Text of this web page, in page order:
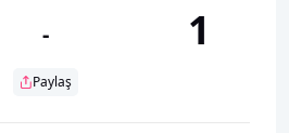
-
Paylaş
1